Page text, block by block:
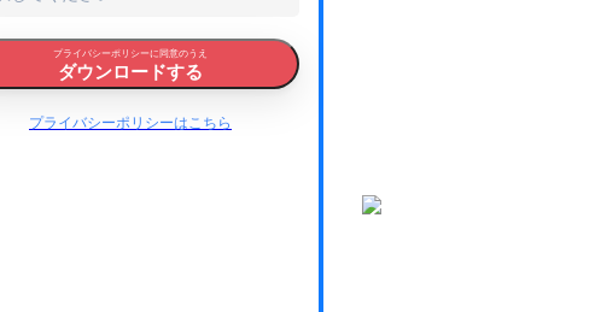
プライバシーポリシーに同意のうえ
ダウンロードする
プライバシーポリシーはこちら